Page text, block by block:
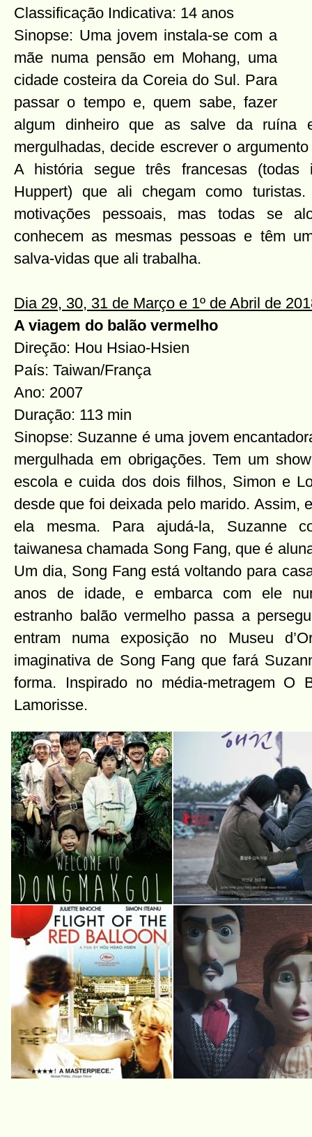
Classificação Indicativa: 14 anos
Sinopse: Uma jovem instala-se com a
mãe numa pensão em Mohang, uma
cidade costeira da Coreia do Sul. Para
passar o tempo e, quem sabe, fazer
algum dinheiro que as salve da ruína
mergulhadas, decide escrever o
A história segue três francesas (todas
Huppert) que ali chegam como
motivações pessoais, mas todas se
conhecem as mesmas pessoas e têm
salva-vidas que ali trabalha.
Dia 29, 30, 31 de Março e 1º de Abril de
A viagem do balão vermelho
Direção: Hou Hsiao-Hsien
País: Taiwan/França
Ano: 2007
Duração: 113 min
Sinopse: Suzanne é uma jovem
mergulhada em obrigações. Tem um
escola e cuida dos dois filhos, Simon e
desde que foi deixada pelo marido. Assim,
ela mesma. Para ajudá-la, Suzanne
taiwanesa chamada Song Fang, que é
Um dia, Song Fang está voltando para
anos de idade, e embarca com ele
estranho balão vermelho passa a
entram numa exposição no Museu
imaginativa de Song Fang que fará
forma. Inspirado no média-metragem O
Lamorisse.